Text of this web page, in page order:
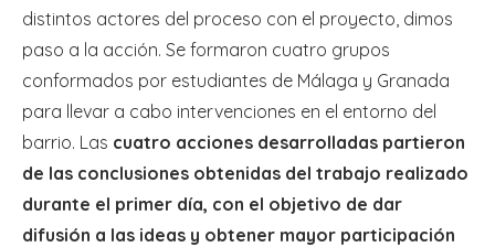
distintos actores del proceso con el proyecto, dimos
paso a la acción. Se formaron cuatro grupos
conformados por estudiantes de Málaga y Granada
para llevar a cabo intervenciones en el entorno del
barrio. Las cuatro acciones desarrolladas partieron
de las conclusiones obtenidas del trabajo realizado
durante el primer día, con el objetivo de dar
difusión a las ideas y obtener mayor participación